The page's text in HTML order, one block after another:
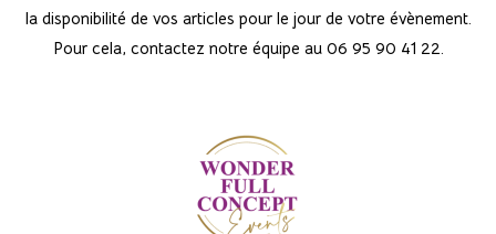
la disponibilité de vos articles pour le jour de votre évènement.
Pour cela, contactez notre équipe au 06 95 90 41 22.